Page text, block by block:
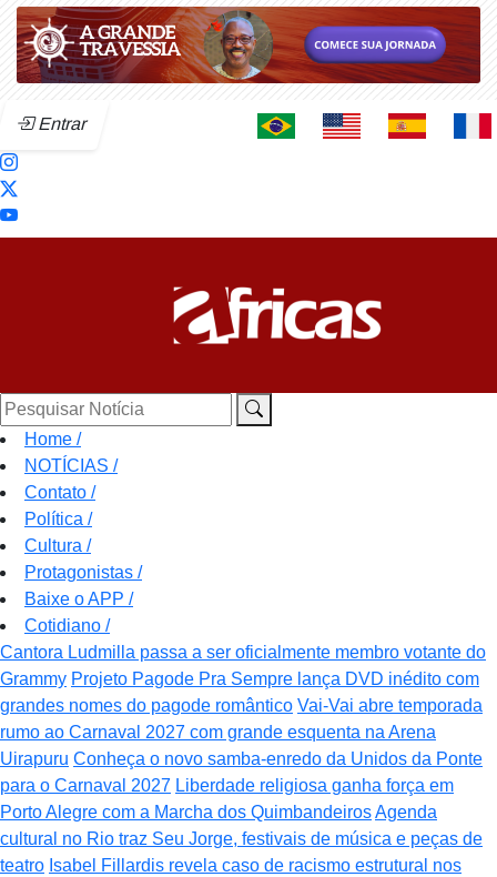
Entrar
Pesquisar Notícia
Home /
NOTÍCIAS /
Contato /
Política /
Cultura /
Protagonistas /
Baixe o APP /
Cotidiano /
Cantora Ludmilla passa a ser oficialmente membro votante do
Grammy Projeto Pagode Pra Sempre lança DVD inédito com
grandes nomes do pagode romântico Vai-Vai abre temporada
rumo ao Carnaval 2027 com grande esquenta na Arena
Uirapuru Conheça o novo samba-enredo da Unidos da Ponte
para o Carnaval 2027 Liberdade religiosa ganha força em
Porto Alegre com a Marcha dos QuimbandeirosAgenda
cultural no Rio traz Seu Jorge, festivais de música e peças de
teatro Isabel Fillardis revela caso de racismo estrutural nos